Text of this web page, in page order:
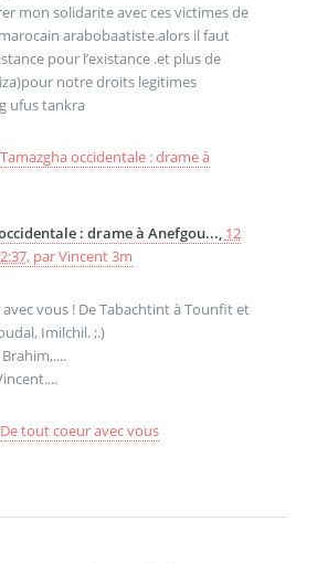
mon solidarite avec ces victimes de
arabobaatiste.alors il faut
pour l’existance .et plus de
notre droits legitimes
ufus tankra
Tamazgha occidentale : drame à
: drame à Anefgou..., 12
, parVincent 3m
vous ! De Tabachtint à Tounfit et
Imilchil. ;.)
De tout coeur avec vous